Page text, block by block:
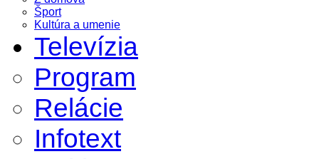
Šport
Kultúra a umenie
Televízia
Program
Relácie
Infotext